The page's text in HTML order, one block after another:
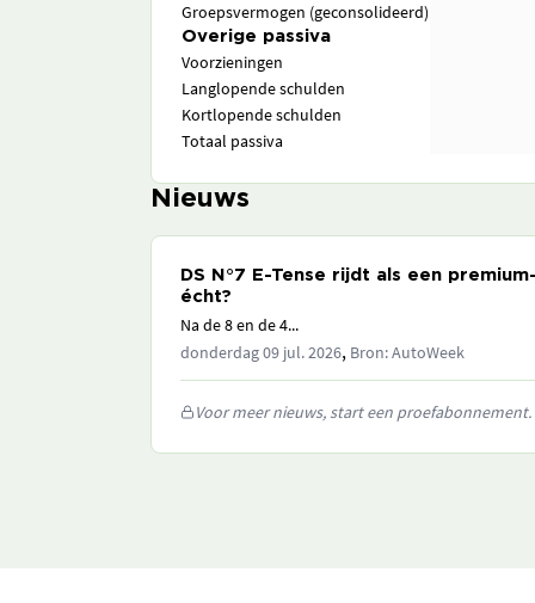
Groepsvermogen (geconsolideerd)
Overige passiva
Voorzieningen
Langlopende schulden
Kortlopende schulden
Totaal passiva
Nieuws
DS N°7 E-Tense rijdt als een
écht?
Na de 8 en de 4...
donderdag 09 jul. 2026, Bron: AutoWeek
Voor meer nieuws, start een proefabonnement.